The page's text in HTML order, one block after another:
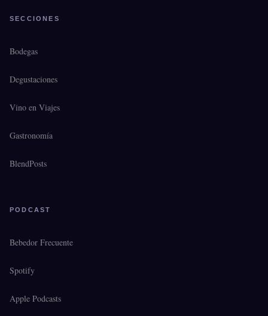
SECCIONES
Bodegas
Degustaciones
Vino en Viajes
Gastronomía
BlendPosts
PODCAST
Bebedor Frecuente
Spotify
Apple Podcasts